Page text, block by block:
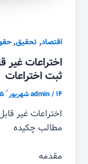
اقتصاد, تحقیق,
اختراعات غیر
ثبت اختراعات
admin/۱۴ شهریور ّ ۱۳۹۵
اختراعات غیر